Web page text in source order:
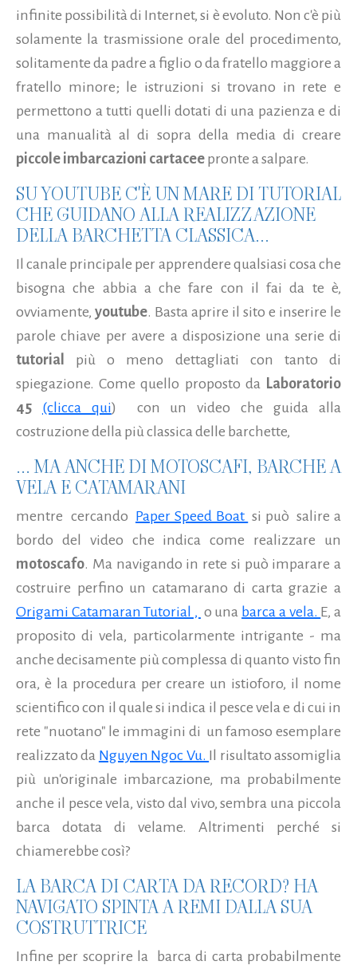
infinite possibilità di Internet, si è evoluto. Non c'è più
solamente la trasmissione orale del procedimento,
solitamente da padre a figlio o da fratello maggiore a
fratello minore; le istruzioni si trovano in rete e
permettono a tutti quelli dotati di una pazienza e di
una manualità al di sopra della media di creare
piccole imbarcazioni cartacee pronte a salpare.
SU YOUTUBE C'È UN MARE DI TUTORIAL
CHE GUIDANO ALLA REALIZZAZIONE
DELLA BARCHETTA CLASSICA...
Il canale principale per apprendere qualsiasi cosa che
bisogna che abbia a che fare con il fai da te è,
ovviamente, youtube. Basta aprire il sito e inserire le
parole chiave per avere a disposizione una serie di
tutorial
più o meno dettagliati con tanto di
spiegazione. Come quello proposto da Laboratorio
45
(clicca qui) con un video che guida alla
costruzione della più classica delle barchette,
... MA ANCHE DI MOTOSCAFI, BARCHE A
VELA E CATAMARANI
mentre cercando Paper Speed Boat si può salire a
bordo del video che indica come realizzare un
motoscafo. Ma navigando in rete si può imparare a
costruire perfino un catamarano di carta grazie a
Origami Catamaran Tutorial , o una barca a vela. E, a
proposito di vela, particolarmente intrigante - ma
anche decisamente più complessa di quanto visto fin
ora, è la procedura per creare un istioforo, il nome
scientifico con il quale si indica il pesce vela e di cui in
rete "nuotano" le immagini di un famoso esemplare
realizzato da Nguyen Ngoc Vu. Il risultato assomiglia
più un'originale imbarcazione, ma probabilmente
anche il pesce vela, visto dal vivo, sembra una piccola
barca dotata di velame. Altrimenti perché si
chiamerebbe così?
LA BARCA DI CARTA DA RECORD? HA
NAVIGATO SPINTA A REMI DALLA SUA
COSTRUTTRICE
Infine per scoprire la barca di carta probabilmente